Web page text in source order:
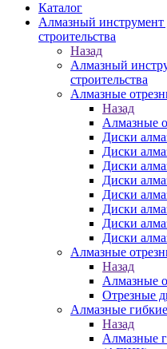
Каталог
Алмазный инструмент
строительства
Назад
Алмазный
строительства
Алмазные
Назад
Алмазные
Диски
Диски
Диски
Диски
Диски
Диски
Диски
Диски
Алмазные
Назад
Алмазные
Отрезные
Алмазные
Назад
Алмазные